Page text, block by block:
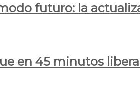
futuro: la
en 45 minutos